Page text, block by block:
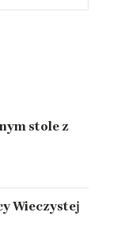
stole z
Wieczystej